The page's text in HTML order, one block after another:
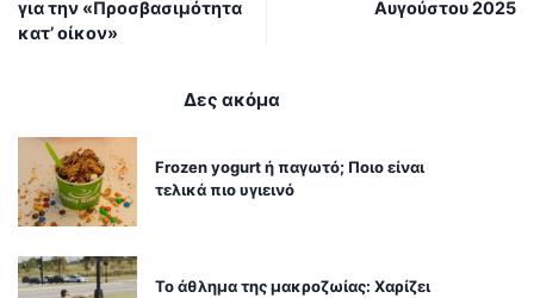
για την «Προσβασιμότητα
κατ’ οίκον»
Αυγούστου 2025
Δες ακόμα
Frozen yogurt ή παγωτό; Ποιο είναι
τελικά πιο υγιεινό
Το άθλημα της μακροζωίας: Χαρίζει